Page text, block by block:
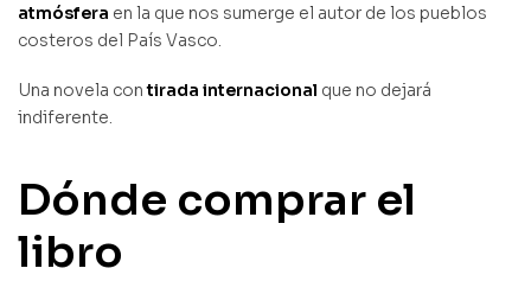
atmósfera en la que nos sumerge el autor de los pueblos
costeros del País Vasco.
Una novela contirada internacional que no dejará
indiferente.
Dónde comprar el
libro